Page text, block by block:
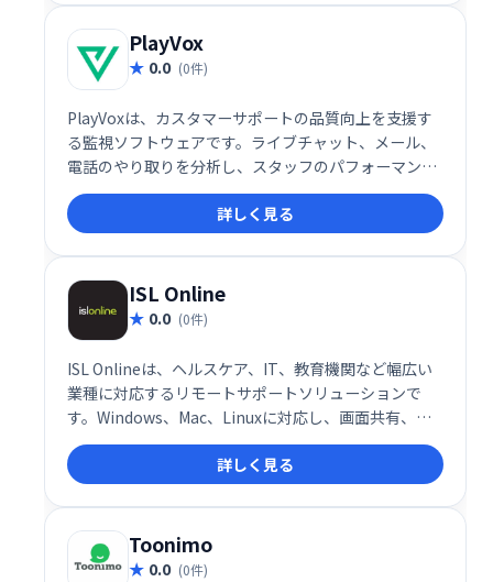
PlayVox
0.0 (0件)
PlayVoxは、カスタマーサポートの品質向上を支援す
る監視ソフトウェアです。ライブチャット、メール、
電話のやり取りを分析し、スタッフのパフォーマンス
や顧客体験を評価。わずか5分でQA監視プログラムを
作成でき、コーチングやモチベーション向上に役立ち
ます。全チャネルの顧客対応を分析することで、より
効果的なサポート体制を構築できます。
詳しく見る
ISL Online
0.0 (0件)
ISL Onlineは、ヘルスケア、IT、教育機関など幅広い
業種に対応するリモートサポートソリューションで
す。Windows、Mac、Linuxに対応し、画面共有、権
限管理、無人アクセスなど豊富な機能を提供。顧客サ
ポートや診断を効率化し、スムーズなリモート作業を
実現します。
詳しく見る
Toonimo
0.0 (0件)